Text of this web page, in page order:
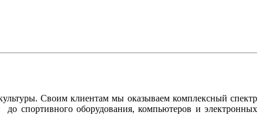
Своим клиентам мы оказываем комплексный спектр
спортивного оборудования, компьютеров и электронных